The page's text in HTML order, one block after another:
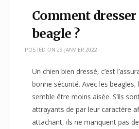
Comment
beagle ?
POSTED ON 29 JANVIER 2022
Un chien bien dressé, c’est
bonne sécurité. Avec les beagles,
semble être moins aisée. S’ils
attrayants de par leur caractère
attachant, ils ne manquent pas